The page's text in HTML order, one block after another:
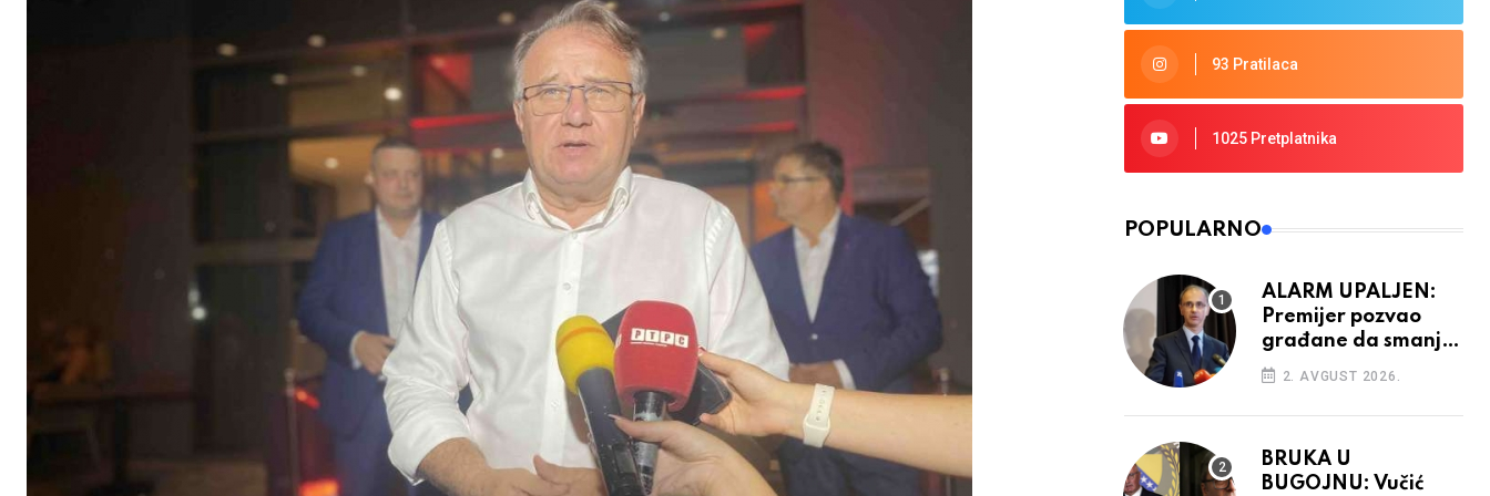
93 Pratilaca
1025 Pretplatnika
POPULARNO
ALARM UPALJEN:
Premijer pozvao
građane da smanje
potrošnju struje
2. AVGUST 2026.
BRUKA U
BUGOJNU: Vučić